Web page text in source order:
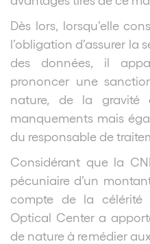
Dès lors, lorsqu’elle
l’obligation d’assurer
des données, il
prononcer une
nature, de la
manquements mais
du responsable de
Considérant que la
pécuniaire d’un
compte de la célérité
Optical Center a
de nature à remédier